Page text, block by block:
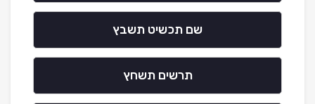
שם תכשיט תשבץ
תרשים תשחץ